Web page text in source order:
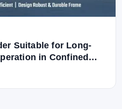
Suitable for Long-
in Confined